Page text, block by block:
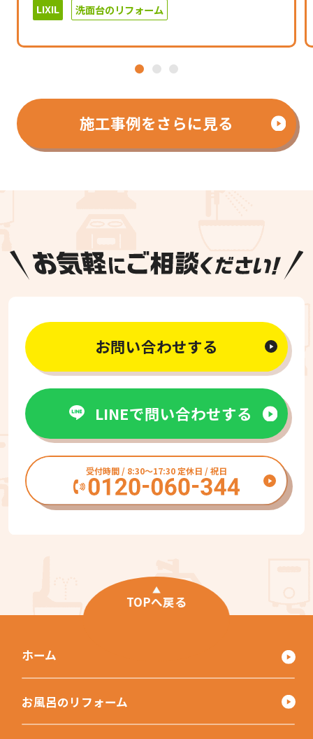
LIXIL 洗面台のリフォーム
1 2 3
施工事例をさらに見る
お問い合わせする
LINEで問い合わせする
受付時間 / 8:30〜17:30 定休日 / 祝日
TOPへ戻る
ホーム
お風呂のリフォーム